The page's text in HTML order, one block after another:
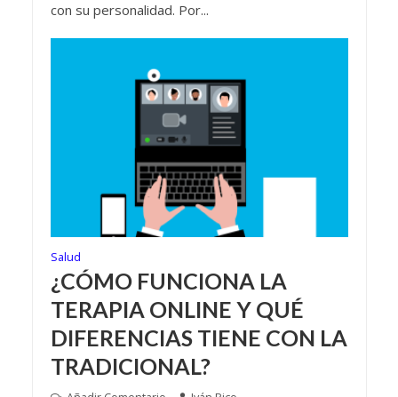
con su personalidad. Por...
Salud
¿CÓMO FUNCIONA LA
TERAPIA ONLINE Y QUÉ
DIFERENCIAS TIENE CON LA
TRADICIONAL?